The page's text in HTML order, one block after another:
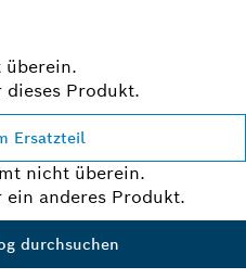
überein.
Produkt.
Ersatzteil
nicht überein.
anderes Produkt.
durchsuchen